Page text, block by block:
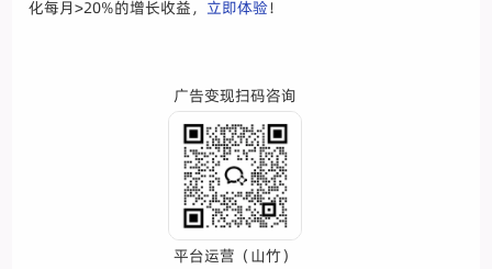
化每月>20%的增长收益， 立即体验！
广告变现扫码咨询
平台运营（山竹）